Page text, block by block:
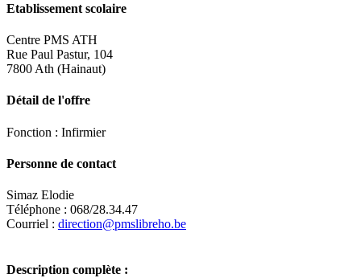
Etablissement scolaire
Centre PMS ATH
Rue Paul Pastur, 104
7800 Ath (Hainaut)
Détail de l'offre
Fonction : Infirmier
Personne de contact
Simaz Elodie
Téléphone : 068/28.34.47
Courriel : direction@pmslibreho.be
Description complète :